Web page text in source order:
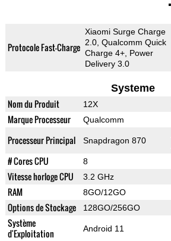
Protocole Fast-Charge
Xiaomi Surge Charge
2.0, Qualcomm Quick
Charge 4+, Power
Delivery 3.0
Systeme
Nom du Produit 12X
Marque Processeur Qualcomm
Processeur Principal Snapdragon 870
# Cores CPU 8
Vitesse horloge CPU 3.2 GHz
RAM 8GO/12GO
Options de Stockage 128GO/256GO
Système
d'Exploitation
Android 11